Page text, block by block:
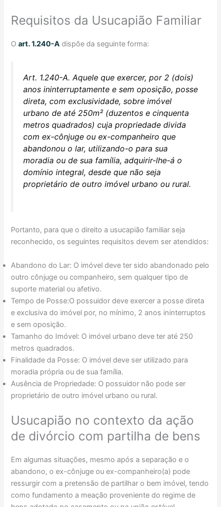
Requisitos da Usucapião Familiar
Oart. 1.240-A dispõe da seguinte forma:
Art. 1.240-A. Aquele que exercer, por 2 (dois)
anos ininterruptamente e sem oposição, posse
direta, com exclusividade, sobre imóvel
urbano de até 250m² (duzentos e cinquenta
metros quadrados) cuja propriedade divida
com ex-cônjuge ou ex-companheiro que
abandonou o lar, utilizando-o para sua
moradia ou de sua família, adquirir-lhe-á o
domínio integral, desde que não seja
proprietário de outro imóvel urbano ou rural.
Portanto, para que o direito a usucapião familiar seja
reconhecido, os seguintes requisitos devem ser atendidos:
Abandono do Lar: O imóvel deve ter sido abandonado pelo
outro cônjuge ou companheiro, sem qualquer tipo de
suporte material ou afetivo.
Tempo de Posse:O possuidor deve exercer a posse direta
e exclusiva do imóvel por, no mínimo, 2 anos ininterruptos
e sem oposição.
Tamanho do Imóvel: O imóvel urbano deve ter até 250
metros quadrados.
Finalidade da Posse: O imóvel deve ser utilizado para
moradia própria ou de sua família.
Ausência de Propriedade: O possuidor não pode ser
proprietário de outro imóvel urbano ou rural.
Usucapião no contexto da ação
de divórcio com partilha de bens
Em algumas situações, mesmo após a separação e o
abandono, o ex-cônjuge ou ex-companheiro(a) pode
ressurgir com a pretensão de partilhar o bem imóvel, tendo
como fundamento a meação proveniente do regime de